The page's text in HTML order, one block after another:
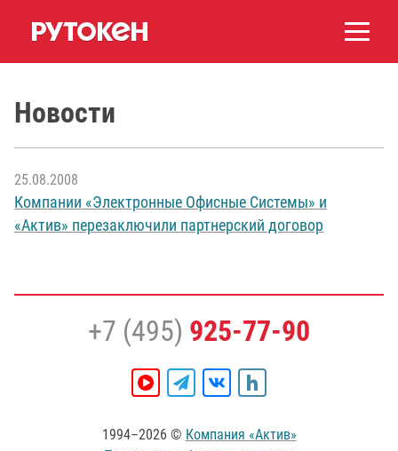
Новости
25.08.2008
Компании «Электронные Офисные Системы» и
«Актив» перезаключили партнерский договор
+7 (495) 925-77-90
1994–2026 © Компания «Актив»